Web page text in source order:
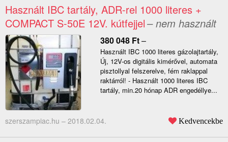
Használt IBC tartály, ADR-rel 1000 literes +
COMPACT S-50E 12V. kútfejjel– nem használt
380 048 Ft–
Használt IBC 1000 literes gázolajtartály,
Új, 12V-os digitális kimérővel, automata
pisztollyal felszerelve, fém raklappal
raktárról! - Használt 1000 literes IBC
tartály, min.20 hónap ADR engedéllye...
szerszampiac.hu – 2018.02.04. Kedvencekbe